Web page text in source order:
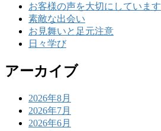
お客様の声を大切にしています
素敵な出会い
お見舞いと足元注意
日々学び
アーカイブ
2026年8月
2026年7月
2026年6月